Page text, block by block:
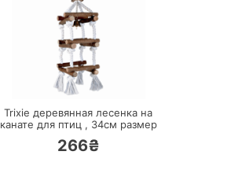
ПЕРЕЙТИ
Trixie деревянная лесенка на
канате для птиц , 34см размер
266₴